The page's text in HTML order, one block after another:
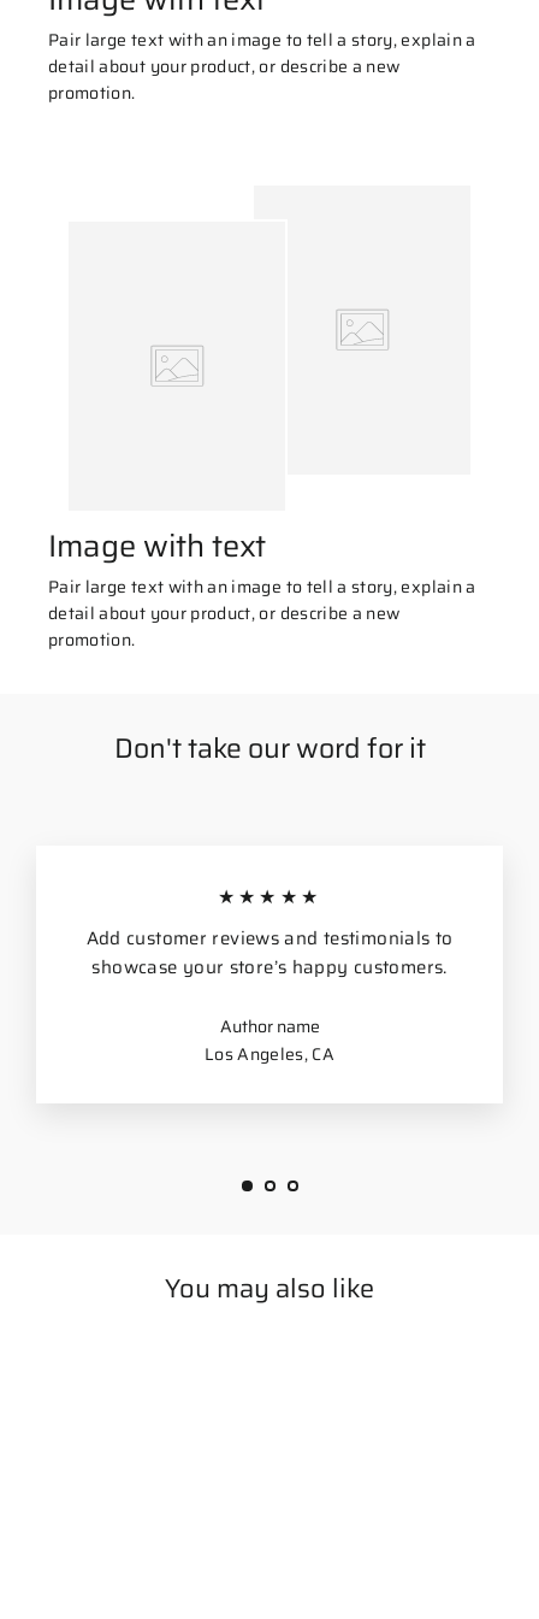
Pair large text with an image to tell a story, explain a
detail about your product, or describe a new
promotion.
Image with text
Pair large text with an image to tell a story, explain a
detail about your product, or describe a new
promotion.
Don't take our word for it
★★★★★
Add customer reviews and testimonials to
showcase your store’s happy customers.
Author name
Los Angeles, CA
You may also like